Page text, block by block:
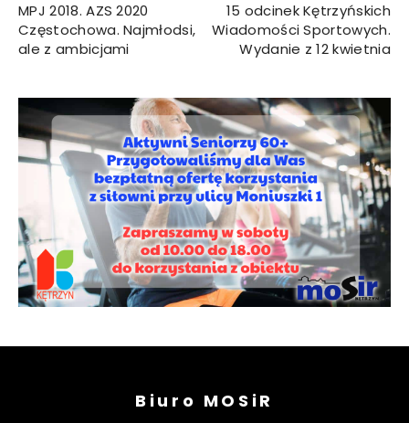
MPJ 2018. AZS 2020
Częstochowa. Najmłodsi,
ale z ambicjami
15 odcinek Kętrzyńskich
Wiadomości Sportowych.
Wydanie z 12 kwietnia
Biuro MOSiR